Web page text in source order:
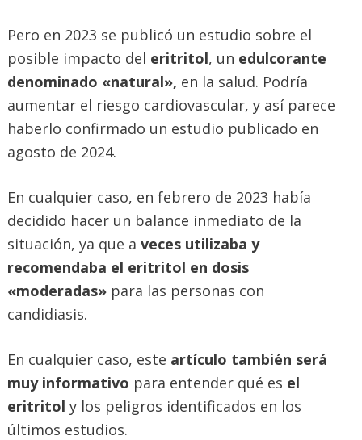
Pero en 2023 se publicó un estudio sobre el
posible impacto del eritritol, un edulcorante
denominado «natural», en la salud. Podría
aumentar el riesgo cardiovascular, y así parece
haberlo confirmado un estudio publicado en
agosto de 2024.
En cualquier caso, en febrero de 2023 había
decidido hacer un balance inmediato de la
situación, ya que a veces utilizaba y
recomendaba el eritritol en dosis
«moderadas» para las personas con
candidiasis.
En cualquier caso, este artículo también será
muy informativo para entender qué es el
eritritol y los peligros identificados en los
últimos estudios.